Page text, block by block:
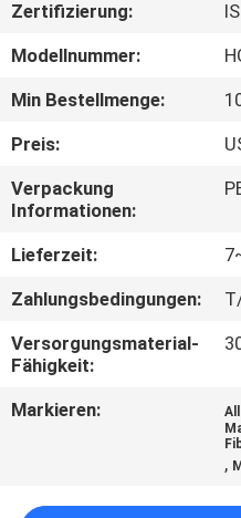
FABRIK-
AUSFLUG
TRETEN
SIE
MIT
IN
VERBINDUNG
Zertifizierung:
Modellnummer:
Min Bestellmenge:
Preis:
Verpackung
Informationen:
Lieferzeit:
Zahlungsbedingungen:
Versorgungsmaterial-
Fähigkeit:
Markieren:
,